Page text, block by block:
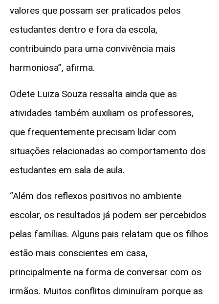
valores que possam ser praticados pelos
estudantes dentro e fora da escola,
contribuindo para uma convivência mais
harmoniosa”, afirma.
Odete Luiza Souza ressalta ainda que as
atividades também auxiliam os professores,
que frequentemente precisam lidar com
situações relacionadas ao comportamento dos
estudantes em sala de aula.
“Além dos reflexos positivos no ambiente
escolar, os resultados já podem ser percebidos
pelas famílias. Alguns pais relatam que os filhos
estão mais conscientes em casa,
principalmente na forma de conversar com os
irmãos. Muitos conflitos diminuíram porque as